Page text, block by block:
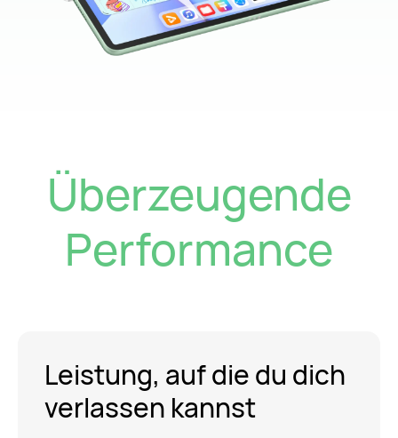
Überzeugende
Performance
Leistung, auf die du dich
verlassen kannst